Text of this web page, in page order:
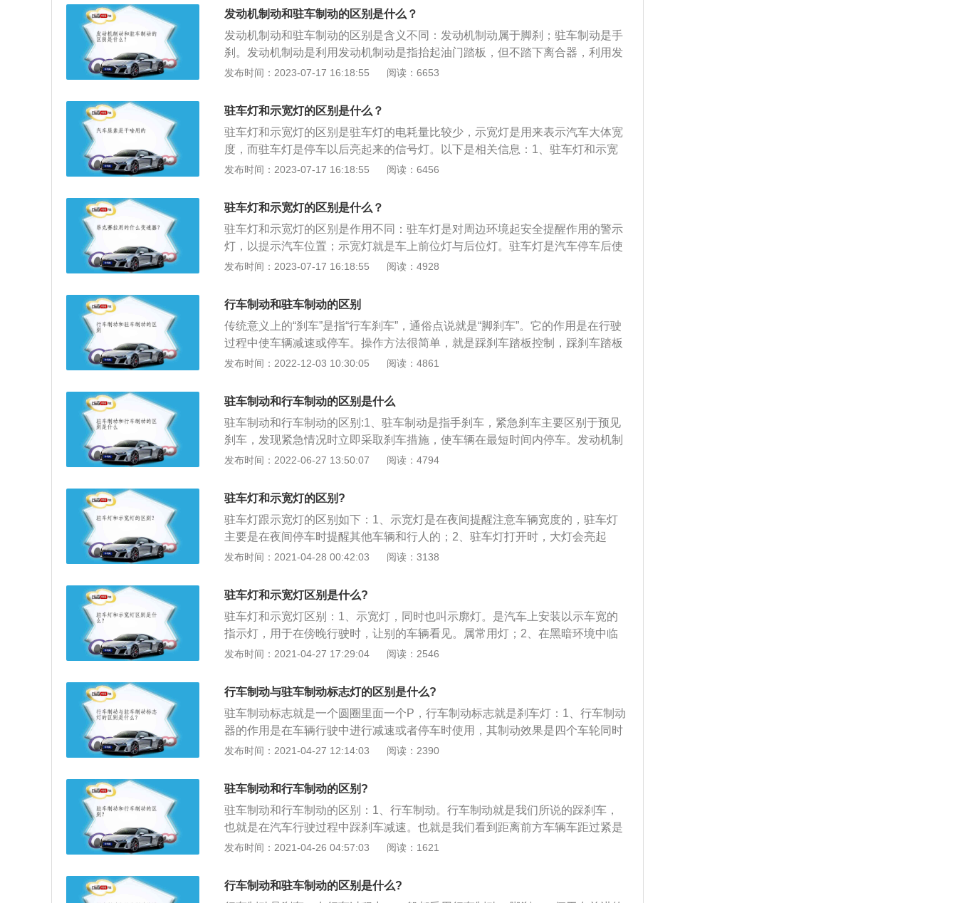
要的阻力小。3、操作不同：行车制动：行车制动需要使用脚刹，使得在前进的
过程中减速。驻车制动：驻车制动需要使用手刹或者自动档中的停车档，来锁住
传动轴或者后轮。
发动机制动和驻车制动的区别是什么？
发动机制动和驻车制动的区别是含义不同：发动机制动属于脚刹；驻车制动是手
刹。发动机制动是利用发动机制动是指抬起油门踏板，但不踏下离合器，利用发
动机的压缩行程产生的压缩阻力，内摩擦力和进排气阻力对驱动轮形成制动作
也就是手刹或者自动挡中的停车挡，锁住传动轴或者后轮。驻车制动比行车制动
的力小很多，仅是在坡路停车不溜车就可以。
发布时间：2023-07-17 16:18:55 阅读：6653
驻车灯和示宽灯的区别是什么？
驻车灯和示宽灯的区别是驻车灯的电耗量比较少，示宽灯是用来表示汽车大体宽
度，而驻车灯是停车以后亮起来的信号灯。以下是相关信息：1、驻车灯和示宽
灯两者之间的作用虽然相同，都是作为信号灯，以便于来车或行人来判断汽车状
车灯只有汽车停下来以后才会开启，表示汽车此刻是静止，所需电量比较少。
2、而示宽灯也称之为小灯，主要让来车在会车以及超车的时候能够判断车子的
大小从而避开车辆避免碰撞事故，所需的电量会更高一点。这是两者之间比较大
的区别。
发布时间：2023-07-17 16:18:55 阅读：6456
驻车灯和示宽灯的区别是什么？
驻车灯和示宽灯的区别是作用不同：驻车灯是对周边环境起安全提醒作用的警示
灯，以提示汽车位置；示宽灯就是车上前位灯与后位灯。驻车灯是汽车停车后使
用的灯，用电量比示宽灯小，起到有效的安全提示与示廓作用，以防止路过的行
便于其他车辆在会车和超车时判断位置。在路上遇到紧急情况，需要临时停车或
者路边较长时间停车时，开启的驻车灯是一种表示静止的标识。
发布时间：2023-07-17 16:18:55 阅读：4928
行车制动和驻车制动的区别
传统意义上的“刹车”是指“行车刹车”，通俗点说就是“脚刹车”。它的作用是在行驶
过程中使车辆减速或停车。操作方法很简单，就是踩刹车踏板控制，踩刹车踏板
控制制动力。踩得越深，刹车越猛。驻车制动是我们传统的“手刹”。性质不同：
压缩冲程产生的压缩阻力、内耗和进排气阻力来制动驱动轮。驻车制动一般称为
手刹。特点不同：发动机制动就是拖档，挂档不给油，发动机对车没有牵引力。
驻车制动器的制动力比行车制动器小得多，行车制动器只在斜坡上停止，不运
行。原理不一样：传统的手刹需要靠司机手动松开手刹或者熟练配合油门和离合
器在珍妮弗启动。发动机制动是因为变速箱的存在，也就是不同的档位有不同的
择合适的档位，并根据车速给予合适的车轮制动。档位太低，速度太慢；档位太
高，车轮制动太频繁。
发布时间：2022-12-03 10:30:05 阅读：4861
驻车制动和行车制动的区别是什么
驻车制动和行车制动的区别:1、驻车制动是指手刹车，紧急刹车主要区别于预见
刹车，发现紧急情况时立即采取刹车措施，使车辆在最短时间内停车。发动机制
动是指运用发动机的牵制力实施制动。例如，长距离下坡时踩刹车时间过长会烧
是刹车。刹车分为行车刹车(脚刹车)、停车刹车(手刹车)。在行车过程中，一般都
采用行车制动（脚刹），便于在前行的过程中减速停车。不单单是使汽车保持不
动。行车刹车失灵后采用停车刹车。汽车后，使用停车制动(手刹)，防止车辆前
滑和后滑。3、停车后，一般除使用停车制动外，上坡必须将等级挂在一个等级
上(防止后滑)，下坡必须将等级挂在倒档上(防止前滑)。制动，俗称"刹车"。停止
机械的高速轴上固定一个轮子或盘子，在座位上安装适当的闸门、带子或盘子，
在外力下产生制动矩。
发布时间：2022-06-27 13:50:07 阅读：4794
驻车灯和示宽灯的区别?
驻车灯跟示宽灯的区别如下：1、示宽灯是在夜间提醒注意车辆宽度的，驻车灯
主要是在夜间停车时提醒其他车辆和行人的；2、驻车灯打开时，大灯会亮起
来，灯光强度较弱，尾灯同时点亮，起到安全提示作用；3、示宽灯俗称小灯。
发布时间：2021-04-28 00:42:03 阅读：3138
驻车灯和示宽灯区别是什么?
驻车灯和示宽灯区别：1、示宽灯，同时也叫示廓灯。是汽车上安装以示车宽的
指示灯，用于在傍晚行驶时，让别的车辆看见。属常用灯；2、在黑暗环境中临
时停车时，防止路过的行人、自行车、等交通个体撞上汽车，开启驻车灯可以起
时，驻车灯效果显著。
发布时间：2021-04-27 17:29:04 阅读：2546
行车制动与驻车制动标志灯的区别是什么?
驻车制动标志就是一个圆圈里面一个P，行车制动标志就是刹车灯：1、行车制动
器的作用是在车辆行驶中进行减速或者停车时使用，其制动效果是四个车轮同时
由刹车片摩擦产生阻力发挥作用的；2、而驻车制动器是在停车后才使用，除非
仅是在后轮有个小摩擦片起阻力作用；3、行车制动器就是刹车。制动器分为行
车制动器（一般汽车为脚刹），驻车制动器（一般汽车为手刹）。自行车、摩托
车等两轮一般全是行车制动器（即脚刹、手刹均为行车制动器），无驻车制动
器。
发布时间：2021-04-27 12:14:03 阅读：2390
驻车制动和行车制动的区别?
驻车制动和行车制动的区别：1、行车制动。行车制动就是我们所说的踩刹车，
也就是在汽车行驶过程中踩刹车减速。也就是我们看到距离前方车辆车距过紧是
踩刹车让车辆减速保持车距的一种制动方式；2、驻车制动。驻车制动就是我们
采用钢丝拉线连接到后制动蹄上，以对车子进行制动。
发布时间：2021-04-26 04:57:03 阅读：1621
行车制动和驻车制动的区别是什么?